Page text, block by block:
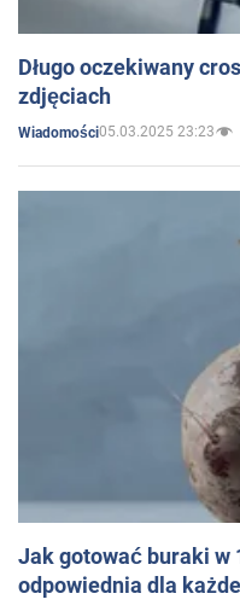
Długo oczekiwany
zdjęciach
Wiadomości05.03.2025 23:23
Jak gotować buraki w
odpowiednia dla